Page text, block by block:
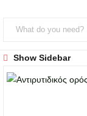
Show Sidebar